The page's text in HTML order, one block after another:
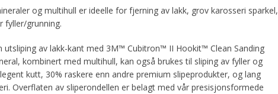
og multihull er ideelle for fjerning av lakk, grov karosseri sparkel,
fyller/grunning.
av lakk-kant med 3M™ Cubitron™ II Hookit™ Clean Sanding
kombinert med multihull, kan også brukes til sliping av fyller og
kutt, 30% raskere enn andre premium slipeprodukter, og lang
Overflaten av sliperondellen er belagt med vår presisjonsformede